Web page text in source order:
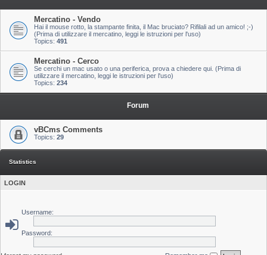
Mercatino - Vendo
Hai il mouse rotto, la stampante finita, il Mac bruciato? Rifilali ad un amico! ;-)
(Prima di utilizzare il mercatino, leggi le istruzioni per l'uso)
Topics: 491
Mercatino - Cerco
Se cerchi un mac usato o una periferica, prova a chiedere qui. (Prima di
utilizzare il mercatino, leggi le istruzioni per l'uso)
Topics: 234
Forum
vBCms Comments
Topics: 29
Statistics
LOGIN
Username:
Password: